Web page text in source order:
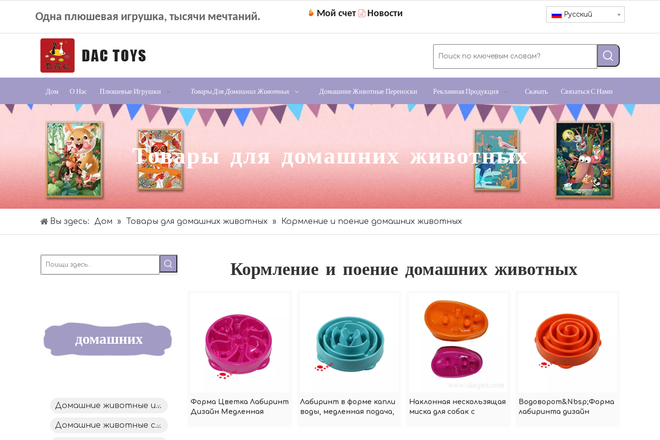
Одна плюшевая игрушка, тысячи мечтаний. Мой счет  Новости Pусский
Дом О Нас Плюшевые Игрушки Товары Для Домашних Животных Домашние Животные Переноски Рекламная Продукция Скачать Связаться С Нами
Товары для домашних животных
Вы здесь: Дом » Товары для домашних животных » Кормление и поение домашних животных
домашних
Домашние животные играют
Домашние животные спят
Кормление и поение домашних животных
Форма Цветка Лабиринт
Дизайн Медленная
Лабиринт в форме капли
воды, медленная подача,
Наклонная нескользящая
миска для собак с
Водоворот&Nbsp;Форма
лабиринта дизайн